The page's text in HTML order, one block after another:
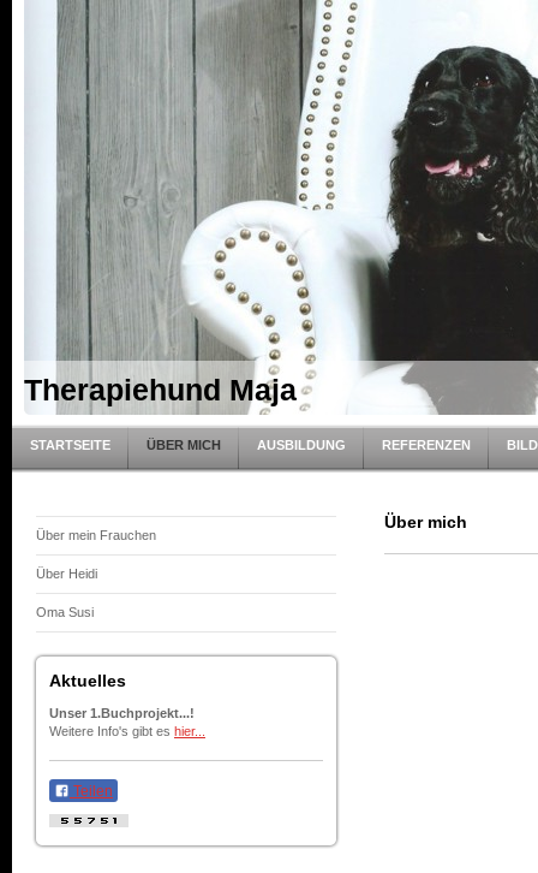
Therapiehund Maja
STARTSEITE ÜBER MICH AUSBILDUNG REFERENZEN
Über mein Frauchen
Über Heidi
Oma Susi
Aktuelles
Unser 1.Buchprojekt...!
Weitere Info's gibt es hier...
Teilen
Über mich